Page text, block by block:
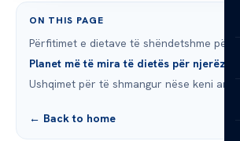
ON THIS PAGE
Përfitimet e dietave të shëndetshme për
Planet më të mira të dietës për njerëzit
Ushqimet për të shmangur nëse keni artrit
← Back to home